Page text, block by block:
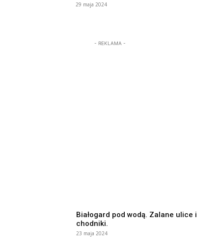
29 maja 2024
- REKLAMA -
Białogard pod wodą. Zalane ulice i
chodniki.
23 maja 2024